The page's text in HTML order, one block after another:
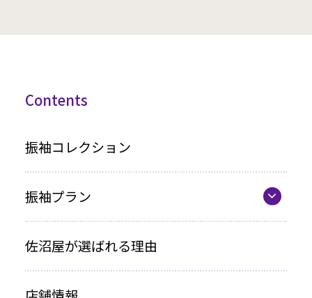
Contents
振袖コレクション
振袖プラン
レンタルプラン
佐沼屋が選ばれる理由